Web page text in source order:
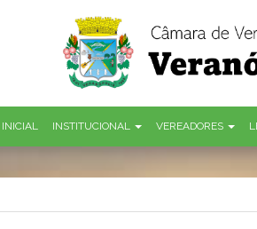
INICIAL INSTITUCIONAL VEREADORES